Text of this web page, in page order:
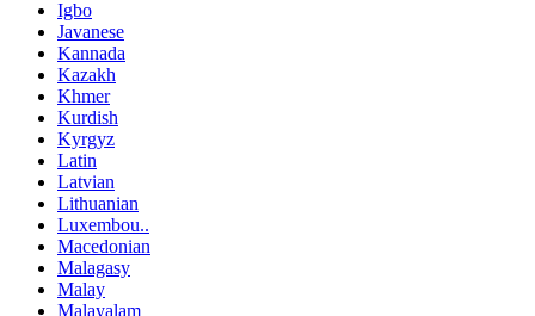
Igbo
Javanese
Kannada
Kazakh
Khmer
Kurdish
Kyrgyz
Latin
Latvian
Lithuanian
Luxembou..
Macedonian
Malagasy
Malay
Malayalam